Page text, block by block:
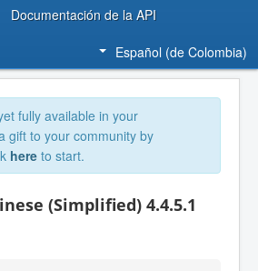
Documentación de la API
Español (de Colombia)
fully available in your
gift to your community by
here to start.
(Simplified) 4.4.5.1